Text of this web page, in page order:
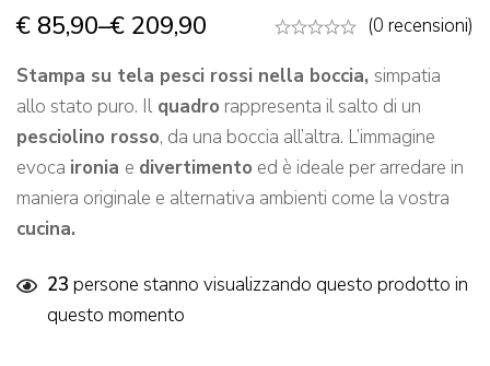
€ 85,90–€ 209,90
(0 recensioni)
Stampa su tela pesci rossi nella boccia, simpatia
allo stato puro. Ilquadro rappresenta il salto di un
pesciolino rosso, da una boccia all’altra. L’immagine
evoca ironia e divertimento ed è ideale per arredare in
maniera originale e alternativa ambienti come la vostra
cucina.
23 persone stanno visualizzando questo prodotto in
questo momento